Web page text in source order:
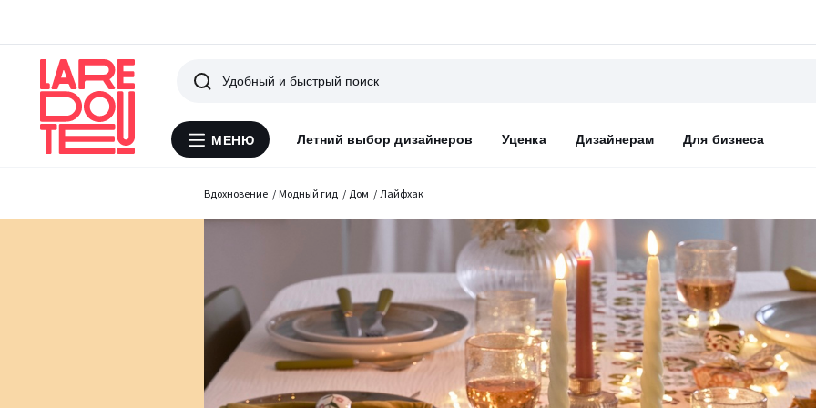
Меню
МЕНЮ Летний выбор дизайнеров Уценка Дизайнерам Для бизнеса
Поиск
Вдохновение Модный гид Дом Лайфхак